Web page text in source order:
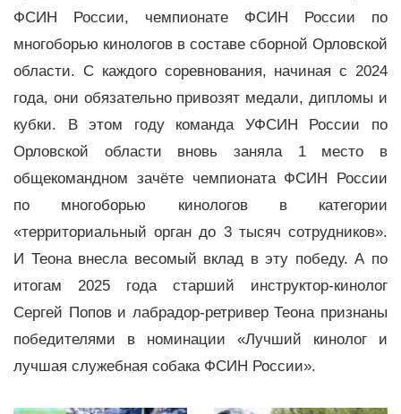
ФСИН России, чемпионате ФСИН России по
многоборью кинологов в составе сборной Орловской
области. С каждого соревнования, начиная с 2024
года, они обязательно привозят медали, дипломы и
кубки. В этом году команда УФСИН России по
Орловской области вновь заняла 1 место в
общекомандном зачёте чемпионата ФСИН России
по многоборью кинологов в категории
«территориальный орган до 3 тысяч сотрудников».
И Теона внесла весомый вклад в эту победу. А по
итогам 2025 года старший инструктор-кинолог
Сергей Попов и лабрадор-ретривер Теона признаны
победителями в номинации «Лучший кинолог и
лучшая служебная собака ФСИН России».